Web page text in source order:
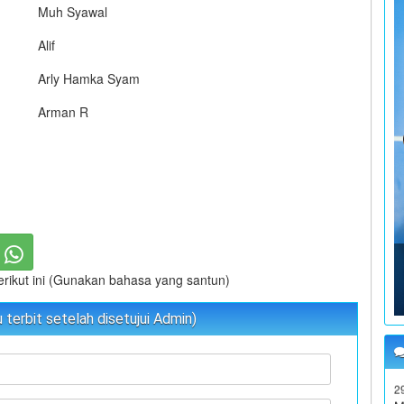
Muh Syawal
Alif
Arly Hamka Syam
Arman R
ini (Gunakan bahasa yang santun)
terbit setelah disetujui Admin)